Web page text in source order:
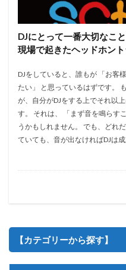
DJにとって一番大切なこ
現場で起きたヘッドホン
DJをしていると、誰もが 「お客
たい」 と思っているはずです。
が、自分がDJをする上でそれ以
す。 それは、 「まず音を鳴らす
うかもしれません。 でも、どれ
ていても、音が出なければDJは
【カテゴリーから探す】
DJplay
DJスクール
DJ体験
DJ機材レンタル
dj知
Nightclub
選曲